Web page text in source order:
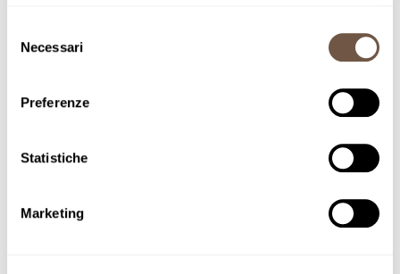
delNecessari
Preferenze
Statistiche
MarketingChicchi di grano